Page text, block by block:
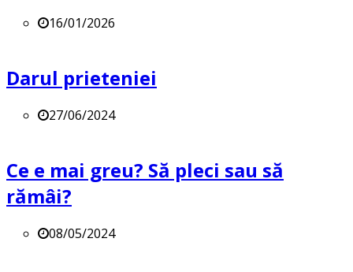
16/01/2026
Darul prieteniei
27/06/2024
Ce e mai greu? Să pleci sau să
rămâi?
08/05/2024